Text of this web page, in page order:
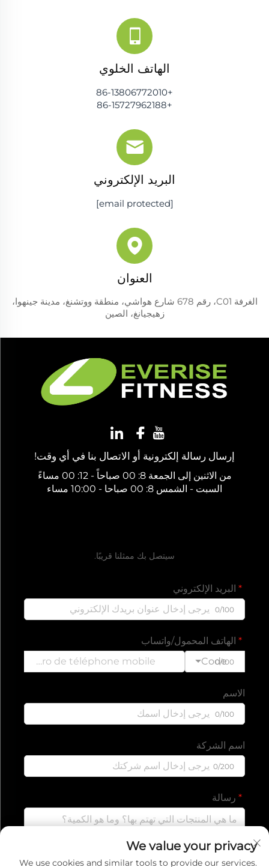
الهاتف الخلوي
+86-13806772010
+86-15727962188
البريد الإلكتروني
[email protected]
العنوان
الغرفة C01، رقم 678 شارع هواشي، منطقة ووتشنغ، مدينة جينهوا،
زهيجيانغ، الصين
إرسال رسالة إلكترونية أو الاتصال بنا في أي وقت!
من الاثنين إلى الجمعة 8: 00 صباحاً - 12: 00 مساءً
السبت - الشمس 8: 00 صباحا - 10:00 مساء
سيتصل بك ممثلنا قريبًا.
البريد الإلكتروني
0/100
الهاتف المحمول/واتساب
Code
0/100
الاسم
0/100
اسم الشركة
0/200
رسالة
0/1000
We value your privacy
We use cookies and similar tools to provide our services.